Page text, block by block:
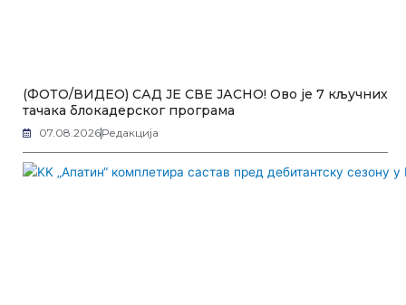
(ФОТО/ВИДЕО) САД ЈЕ СВЕ ЈАСНО! Ово је 7 кључних
тачака блокадерског програма
07.08.2026Редакција